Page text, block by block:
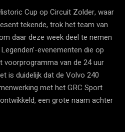
Cup op Circuit Zolder, waar
tekende, trok het team van
daar deze week deel te nemen
evenementen die op
van de 24 uur
is duidelijk dat de Volvo 240
met het GRC Sport
een grote naam achter